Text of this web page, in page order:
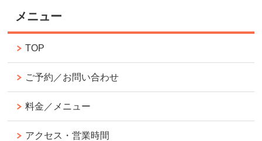
メニュー
TOP
ご予約／お問い合わせ
料金／メニュー
アクセス・営業時間